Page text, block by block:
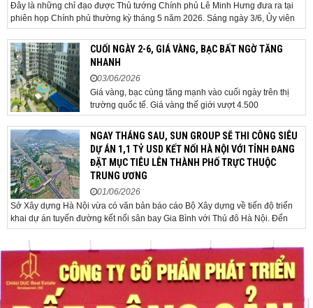
Đây là những chỉ đạo được Thủ tướng Chính phủ Lê Minh Hưng đưa ra tại
phiên họp Chính phủ thường kỳ tháng 5 năm 2026. Sáng ngày 3/6, Ủy viên
Bộ Chính trị, Bí thư Đảng ủy Chính phủ, Thủ tướng Chính phủ Lê Minh Hưng
đã chủ trì phiên họp Chính phủ thường...CUỐI NGÀY 2-6, GIÁ VÀNG, BẠC BẤT NGỜ TĂNG
NHANH
03/06/2026
Giá vàng, bạc cùng tăng mạnh vào cuối ngày trên thị
trường quốc tế. Giá vàng thế giới vượt 4.500
USD/ounce. Cuối ngày 2-6, giá vàng hôm nay trên thị
trường quốc tế được giao dịch ở mức 4.520
USD/ounce, tăng khoảng 35 USD/ounce so với buổi
sáng. Trong phiên, có thời điểm giá vàng...
NGAY THÁNG SAU, SUN GROUP SẼ THI CÔNG SIÊU
DỰ ÁN 1,1 TỶ USD KẾT NỐI HÀ NỘI VỚI TỈNH ĐANG
ĐẶT MỤC TIÊU LÊN THÀNH PHỐ TRỰC THUỘC
TRUNG ƯƠNG
01/06/2026
Sở Xây dựng Hà Nội vừa có văn bản báo cáo Bộ Xây dựng về tiến độ triển
khai dự án tuyến đường kết nối sân bay Gia Bình với Thủ đô Hà Nội. Đến
nay, công tác giải phóng mặt bằng và chuẩn bị đầu tư của dự án đã ghi nhận
nhiều kết...